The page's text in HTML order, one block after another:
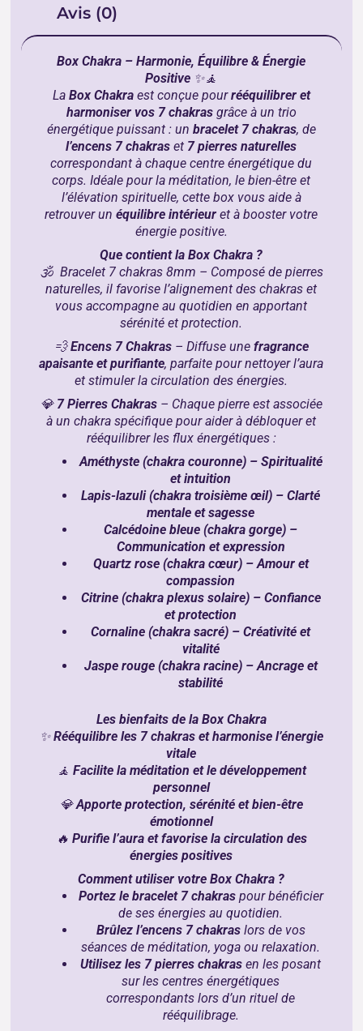
Avis (0)
Box Chakra – Harmonie, Équilibre & Énergie
Positive ✨🧘
La Box Chakraest conçue pourrééquilibrer et
harmoniser vos 7 chakrasgrâce à un trio
énergétique puissant : un bracelet 7 chakras, de
l’encens 7 chakras et 7 pierres naturelles
correspondant à chaque centre énergétique du
corps. Idéale pour la méditation, le bien-être et
l’élévation spirituelle, cette box vous aide à
retrouver unéquilibre intérieur et à booster votre
énergie positive.
Que contient la Box Chakra ?
🕉️ Bracelet 7 chakras 8mm – Composé de pierres
naturelles, il favorise l’alignement des chakras et
vous accompagne au quotidien en apportant
sérénité et protection.
💨Encens 7 Chakras– Diffuse une fragrance
apaisante et purifiante, parfaite pour nettoyer l’aura
et stimuler la circulation des énergies.
💎 7 Pierres Chakras– Chaque pierre est associée
à un chakra spécifique pour aider à débloquer et
rééquilibrer les flux énergétiques :
Améthyste (chakra couronne) – Spiritualité
et intuition
Lapis-lazuli (chakra troisième œil) – Clarté
mentale et sagesse
Calcédoine bleue (chakra gorge) –
Communication et expression
Quartz rose (chakra cœur) – Amour et
compassion
Citrine (chakra plexus solaire) – Confiance
et protection
Cornaline (chakra sacré) – Créativité et
vitalité
Jaspe rouge (chakra racine) – Ancrage et
stabilité
Les bienfaits de la Box Chakra
✨Rééquilibre les 7 chakras et harmonise l’énergie
vitale
🧘 Facilite la méditation et le développement
personnel
💎Apporte protection, sérénité et bien-être
émotionnel
🔥 Purifie l’aura et favorise la circulation des
énergies positives
Comment utiliser votre Box Chakra ?
Portez le bracelet 7 chakraspour bénéficier
de ses énergies au quotidien.
Brûlez l’encens 7 chakraslors de vos
séances de méditation, yoga ou relaxation.
Utilisez les 7 pierres chakras en les posant
sur les centres énergétiques
correspondants lors d’un rituel de
rééquilibrage.